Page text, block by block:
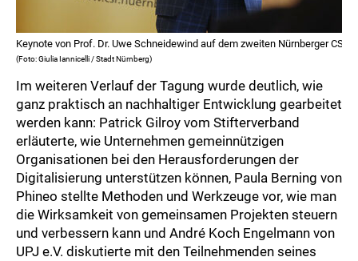
Keynote von Prof. Dr. Uwe Schneidewind auf dem zweiten Nürnberger CSR-
(Foto: Giulia Iannicelli / Stadt Nürnberg)
Im weiteren Verlauf der Tagung wurde deutlich, wie
ganz praktisch an nachhaltiger Entwicklung gearbeitet
werden kann: Patrick Gilroy vom Stifterverband
erläuterte, wie Unternehmen gemeinnützigen
Organisationen bei den Herausforderungen der
Digitalisierung unterstützen können, Paula Berning von
Phineo stellte Methoden und Werkzeuge vor, wie man
die Wirksamkeit von gemeinsamen Projekten steuern
und verbessern kann und André Koch Engelmann von
UPJ e.V. diskutierte mit den Teilnehmenden seines